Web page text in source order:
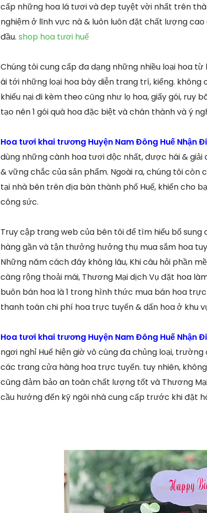
cấp những hoa lá tươi và đẹp tuyệt vời nhất trên
nghiệm ở lĩnh vực nà & luôn luôn đặt chất lượng
đầu. shop hoa tươi huế
Chúng tôi cung cấp đa dạng những nhiều loại hoa
ái tới những loại hoa bày diễn trang trí, kiểng.
khiếu nại đi kèm theo cũng như lọ hoa, giấy gói, ruy
tạo nên 1 gói quà hoa đặc biệt và chân thành và ý
Hoa tươi khai trương Huyện Nam Đông Huế Nhận
dùng những cành hoa tươi độc nhất, được hái &
& vững chắc của sản phẩm. Ngoài ra, chúng tôi còn
tại nhà bên trên địa bàn thành phố Huế, khiến cho
công sức.
Truy cập trang web của bên tôi để tìm hiểu bổ
hàng gần và tận thưởng hưởng thụ mua sắm hoa
Những năm cách đây không lâu, Khi câu hỏi phần
càng rộng thoải mái, Thương Mại dịch Vụ đặt hoa
buôn bán hoa là 1 trong hình thức mua bán hoa
thanh toán chi phí hoa trực tuyến & dấn hoa ở khu
Hoa tươi khai trương Huyện Nam Đông Huế Nhận
ngơi nghỉ Huế hiện giờ vô cùng đa chủng loại,
các trang cửa hàng hoa trực tuyến. tuy nhiên,
cũng đảm bảo an toàn chất lượng tốt và Thương
cầu hướng đến kỹ ngôi nhà cung cấp trước khi đặt